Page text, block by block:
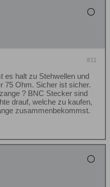
#11
es halt zu Stehwellen und
75 Ohm. Sicher ist sicher.
? BNC Stecker sind
drauf, welche zu kaufen,
zusammenbekommst.